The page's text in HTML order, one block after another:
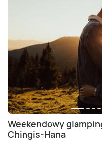
Weekendowy
Chingis-Hana